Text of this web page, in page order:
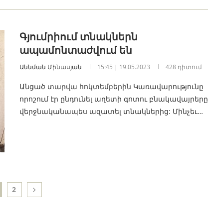
Գյումրիում տնակներն
ապամոնտաժվում են
Աննման Մինասյան 15:45 | 19.05.2023 428 դիտում
Անցած տարվա հոկտեմբերին Կառավարությունը
որոշում էր ընդունել աղետի գոտու բնակավայրերը
վերջնականապես ազատել տնակներից: Մինչեւ…
2